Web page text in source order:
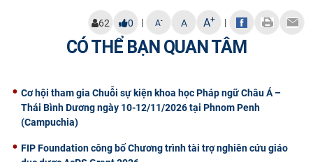
62 0 | A- A A+ |
CÓ THỂ BẠN QUAN TÂM
Cơ hội tham gia Chuỗi sự kiện khoa học Pháp ngữ Châu Á –
Thái Bình Dương ngày 10-12/11/2026 tại Phnom Penh
(Campuchia)
FIP Foundation công bố Chương trình tài trợ nghiên cứu giáo